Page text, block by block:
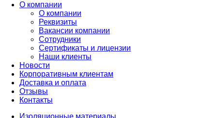
О компании
О компании
Реквизиты
Вакансии компании
Сотрудники
Сертификаты и лицензии
Наши клиенты
Новости
Корпоративным клиентам
Доставка и оплата
Отзывы
Контакты
Изоляционные материалы